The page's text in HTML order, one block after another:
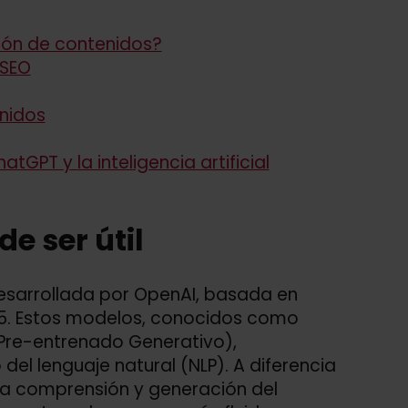
de contenidos?
y la inteligencia artificial
ser útil
por OpenAI, basada en
Estos modelos, conocidos como
entrenado Generativo),
lenguaje natural (NLP). A diferencia
comprensión y generación del